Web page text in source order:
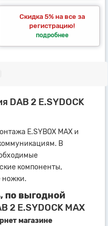
Скидка 5% на все за
регистрацию!
подробнее
DAB 2 E.SYDOCK
E.SYBOX MAX и
В
компоненты,
ножки.
по выгодной
2 E.SYDOCK MAX
магазине